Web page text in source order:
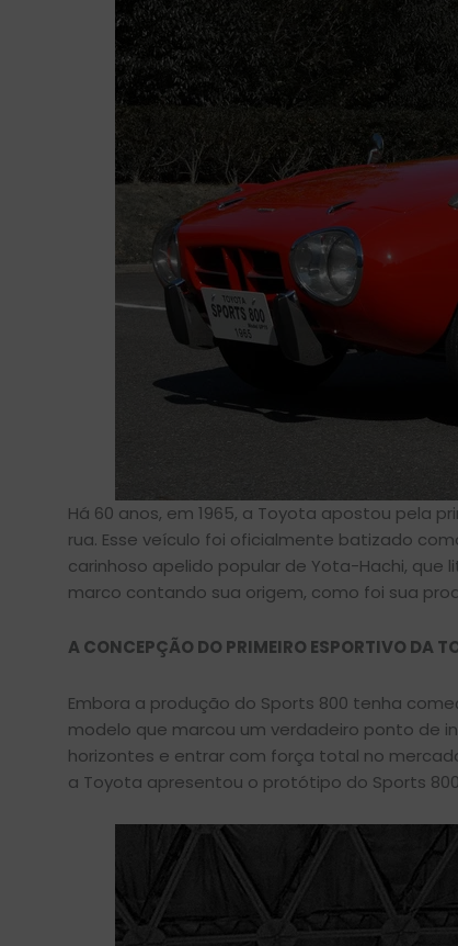
Há 60 anos, em 1965, a Toyota apostou pela
rua. Esse veículo foi oficialmente batizado
carinhoso apelido popular de Yota-Hachi, que
marco contando sua origem, como foi sua
A CONCEPÇÃO DO PRIMEIRO ESPORTIVO DA
Embora a produção do Sports 800 tenha
modelo que marcou um verdadeiro ponto de
horizontes e entrar com força total no
a Toyota apresentou o protótipo do Sports